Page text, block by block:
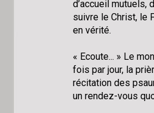
d’accueil mutuels,
suivre le Christ, le
en vérité.
« Ecoute... » Le
fois par jour, la
récitation des
un rendez-vous